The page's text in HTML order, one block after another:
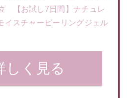
【お試し7日間】ナチュレ
イスチャーピーリングジェル
しく見る